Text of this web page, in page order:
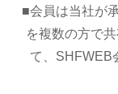
■会員は当社が
を複数の方で
て、SHFWEB